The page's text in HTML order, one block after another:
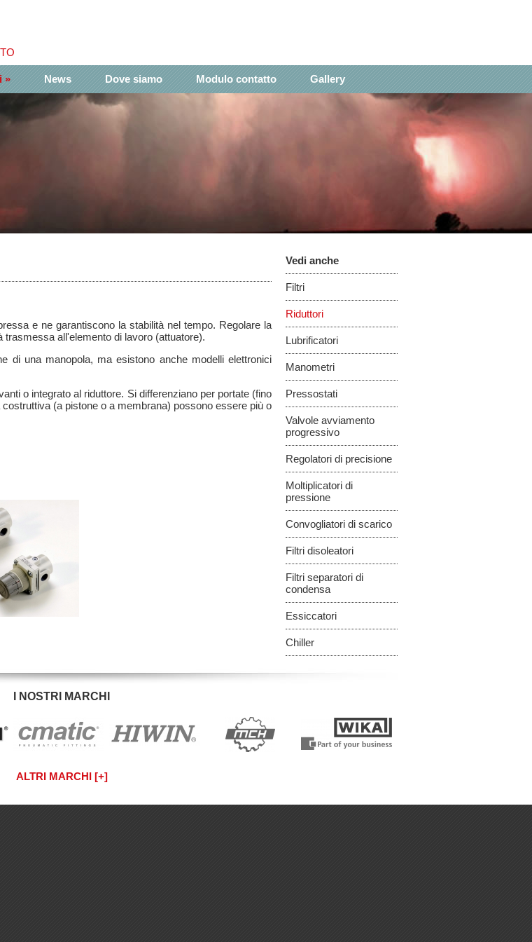
» News Dove siamo Modulo contatto Gallery
e ne garantiscono la stabilità nel tempo. Regolare la
all'elemento di lavoro (attuatore).
di una manopola, ma esistono anche modelli elettronici
o integrato al riduttore. Si differenziano per portate (fino
(a pistone o a membrana) possono essere più o
Vedi anche
Filtri
Riduttori
Lubrificatori
Manometri
Pressostati
Valvole avviamento
progressivo
Regolatori di precisione
Moltiplicatori di
pressione
Convogliatori di scarico
Filtri disoleatori
Filtri separatori di
condensa
Essiccatori
Chiller
I NOSTRI MARCHI
ALTRI MARCHI [+]